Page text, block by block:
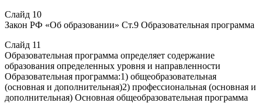
Слайд 10
Закон РФ «Об образовании» Ст.9 Образовательная программа
Слайд 11
Образовательная программа определяет содержание
образования определенных уровня и направленности
Образовательная программа:1) общеобразовательная
(основная и дополнительная)2) профессиональная (основная и
дополнительная) Основная общеобразовательная программа